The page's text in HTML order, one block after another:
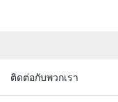
ติดต่อกับพวกเรา